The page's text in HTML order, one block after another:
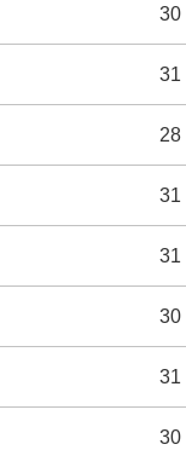
30
31
28
31
31
30
31
30